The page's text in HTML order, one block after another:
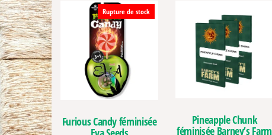
Rupture de stock
Furious Candy féminisée Pineapple Chunk
féminisée Barney’s Farm